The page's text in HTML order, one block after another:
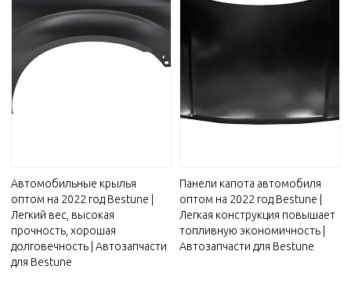
Автомобильные крылья
оптом на 2022 год Bestune |
Легкий вес, высокая
прочность, хорошая
долговечность | Автозапчасти
для Bestune
Панели капота автомобиля
оптом на 2022 год Bestune |
Легкая конструкция повышает
топливную экономичность |
Автозапчасти для Bestune